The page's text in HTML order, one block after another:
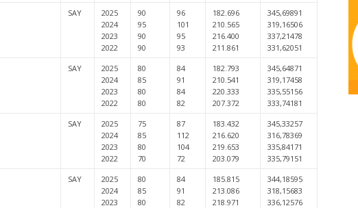
SAY
2025
2024
2023
2022
90
95
90
90
96
101
95
93
182.696
210.565
216.400
211.861
345,69891
319,16506
337,21478
331,62051
SAY
2025
2024
2023
2022
80
85
80
80
84
91
84
82
182.793
210.541
220.333
207.372
345,64871
319,17458
335,55156
333,74181
SAY
2025
2024
2023
2022
75
85
80
70
87
112
104
72
183.432
216.620
219.653
203.079
345,33257
316,78369
335,84171
335,79151
SAY
2025
2024
2023
80
85
80
84
91
82
185.815
213.086
218.971
344,18595
318,15683
336,12576